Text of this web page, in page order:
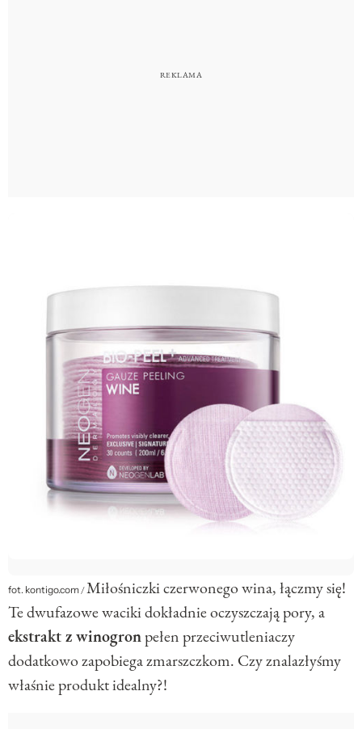
fot. kontigo.com/Miłośniczki czerwonego wina, łączmy się!
Te dwufazowe waciki dokładnie oczyszczają pory, a
ekstrakt z winogronpełen przeciwutleniaczy
dodatkowo zapobiega zmarszczkom. Czy znalazłyśmy
właśnie produkt idealny?!